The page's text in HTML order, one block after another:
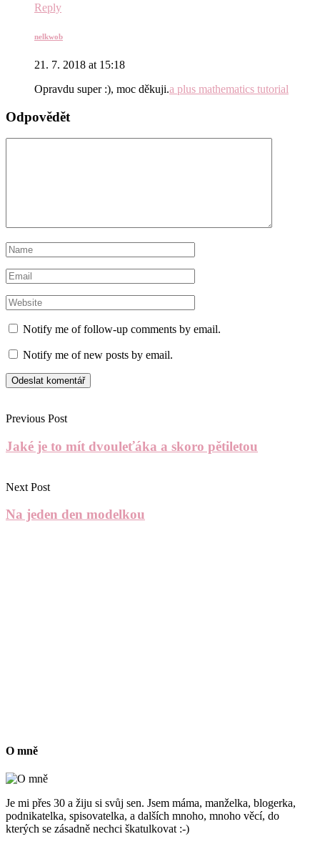
Reply
nelkwob
21. 7. 2018 at 15:18
Opravdu super :), moc děkuji.a plus mathematics tutorial
Odpovědět
Notify me of follow-up comments by email.
Notify me of new posts by email.
Previous Post
Jaké je to mít dvouleťáka a skoro pětiletou
Next Post
Na jeden den modelkou
O mně
Je mi přes 30 a žiju si svůj sen. Jsem máma, manželka, blogerka,
podnikatelka, spisovatelka, a dalších mnoho, mnoho věcí, do
kterých se zásadně nechci škatulkovat :-)